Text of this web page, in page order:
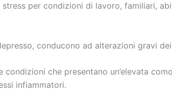
per condizioni di lavoro, familiari,
conducono ad alterazioni gravi
che presentano un’elevata
infiammatori.